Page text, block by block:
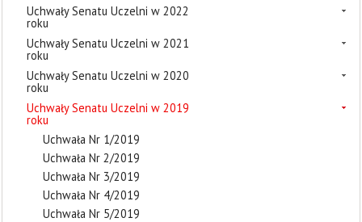
Uchwały Senatu Uczelni w 2022
roku
Uchwały Senatu Uczelni w 2021
roku
Uchwały Senatu Uczelni w 2020
roku
Uchwały Senatu Uczelni w 2019
roku
Uchwała Nr 1/2019
Uchwała Nr 2/2019
Uchwała Nr 3/2019
Uchwała Nr 4/2019
Uchwała Nr 5/2019